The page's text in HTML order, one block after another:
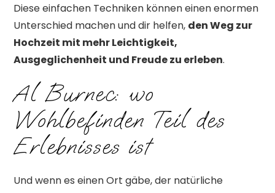
Diese einfachen Techniken können einen enormen
Unterschied machen und dir helfen, den Weg zur
Hochzeit mit mehr Leichtigkeit,
Ausgeglichenheit und Freude zu erleben.
Al Burnec: wo
Wohlbefinden Teil des
Erlebnisses ist
Und wenn es einen Ort gäbe, der natürliche